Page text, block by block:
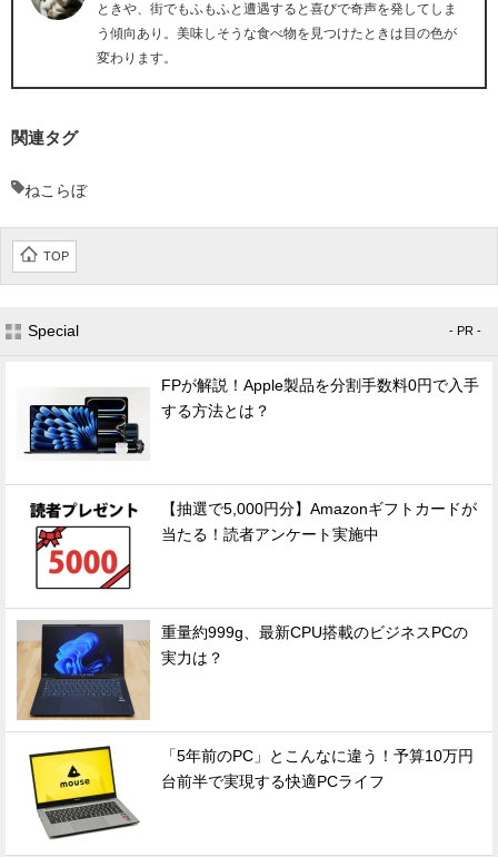
ときや、街でもふもふと遭遇すると喜びで奇声を発してしま
う傾向あり。美味しそうな食べ物を見つけたときは目の色が
変わります。
関連タグ
ねこらぼ
TOP
Special - PR -
FPが解説！Apple製品を分割手数料0円で入手
する方法とは？
【抽選で5,000円分】Amazonギフトカードが
当たる！読者アンケート実施中
重量約999g、最新CPU搭載のビジネスPCの
実力は？
「5年前のPC」とこんなに違う！予算10万円
台前半で実現する快適PCライフ